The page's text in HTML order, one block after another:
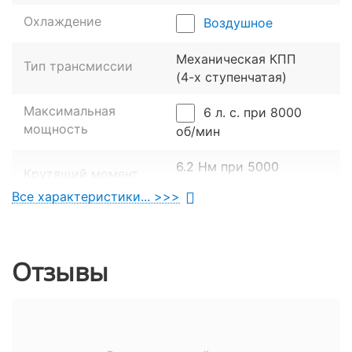
агрегата. Повышает ресурс и воздушное
охлаждение, которое поддерживает рабочую
температуру мотора даже при езде на высоких
оборотах.
Охлаждение Воздушное
Тип трансмиссии
Механическая КПП
(4-х ступенчатая)
Максимальная
мощность
6 л. с. при 8000
об/мин
Крутящий момент
6.2 Нм при 5000
Ходовая часть
Все характеристики... >>>
Отзывы